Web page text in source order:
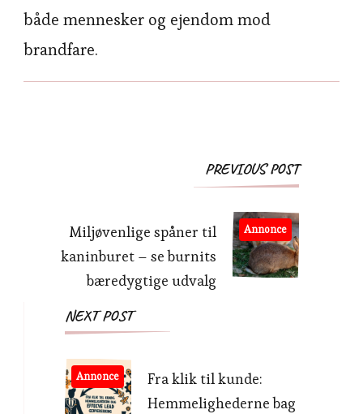
både mennesker og ejendom mod
brandfare.
PostPREVIOUS POST
Annonce
Miljøvenlige spåner til
kaninburet – se burnits
bæredygtige udvalg
NEXT POST
Annonce
Fra klik til kunde:
Hemmelighederne bag